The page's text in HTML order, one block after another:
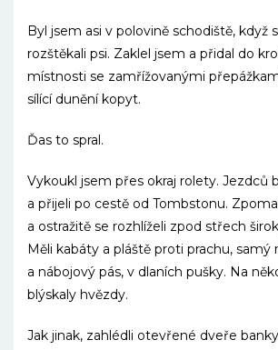
Byl jsem asi v polovině schodiště, když
rozštěkali psi. Zaklel jsem a přidal do
místnosti se zamřížovanými
sílící dunění kopyt.
Ďas to spral.
Vykoukl jsem přes okraj rolety. Jezdců
a přijeli po cestě od Tombstonu.
a ostražitě se rozhlíželi zpod střech
Měli kabáty a pláště proti prachu, samý
a nábojový pás, v dlaních pušky. Na
blýskaly hvězdy.
Jak jinak, zahlédli otevřené dveře